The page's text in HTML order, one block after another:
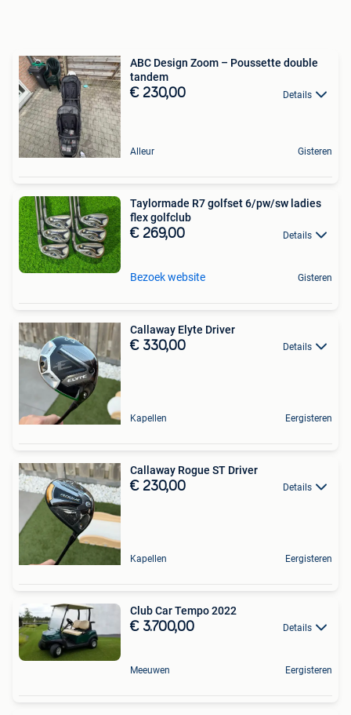
ABC Design Zoom – Poussette double
tandem
€ 230,00 Details
Alleur Gisteren
Taylormade R7 golfset 6/pw/sw ladies
flex golfclub
€ 269,00 Details
Bezoek website Gisteren
Callaway Elyte Driver
€ 330,00 Details
Kapellen Eergisteren
Callaway Rogue ST Driver
€ 230,00 Details
Kapellen Eergisteren
Club Car Tempo 2022
€ 3.700,00 Details
Meeuwen Eergisteren